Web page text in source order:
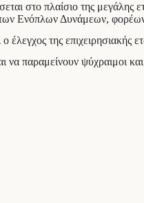
στο πλαίσιο της
Ενόπλων Δυνάμεων, φορέων
ο έλεγχος της
να παραμείνουν ψύχραιμοι